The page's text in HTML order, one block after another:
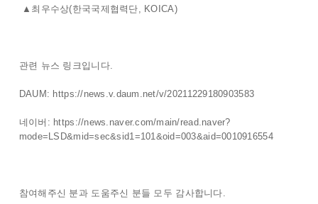
▲최우수상(한국국제협력단, KOICA)
관련 뉴스 링크입니다.
DAUM: https://news.v.daum.net/v/20211229180903583
네이버: https://news.naver.com/main/read.naver?
mode=LSD&mid=sec&sid1=101&oid=003&aid=0010916554
참여해주신 분과 도움주신 분들 모두 감사합니다.